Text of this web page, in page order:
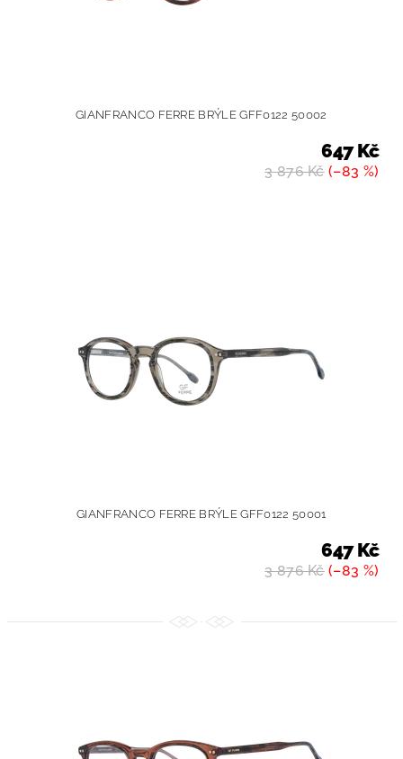
GIANFRANCO FERRE BRÝLE GFF0122 50002
3 876 Kč(–83 %)
647 Kč
GIANFRANCO FERRE BRÝLE GFF0122 50001
3 876 Kč(–83 %)
647 Kč